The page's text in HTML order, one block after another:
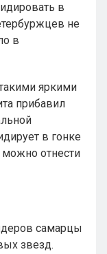
в
не
в
яркими
прибавил
в гонке
отнести
самарцы
звезд.